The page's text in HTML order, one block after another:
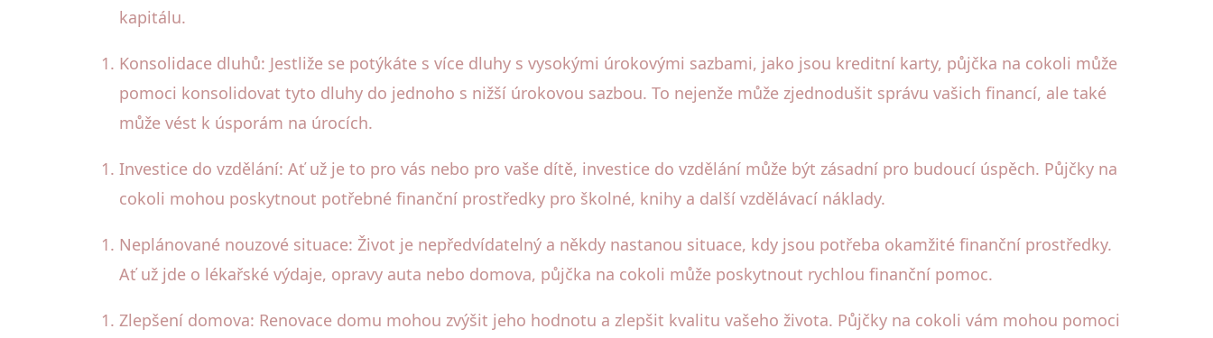
kapitálu.
Konsolidace dluhů: Jestliže se potýkáte s více dluhy s vysokými úrokovými sazbami, jako jsou kreditní karty, půjčka na cokoli může
pomoci konsolidovat tyto dluhy do jednoho s nižší úrokovou sazbou. To nejenže může zjednodušit správu vašich financí, ale také
může vést k úsporám na úrocích.
Investice do vzdělání: Ať už je to pro vás nebo pro vaše dítě, investice do vzdělání může být zásadní pro budoucí úspěch. Půjčky na
cokoli mohou poskytnout potřebné finanční prostředky pro školné, knihy a další vzdělávací náklady.
Neplánované nouzové situace: Život je nepředvídatelný a někdy nastanou situace, kdy jsou potřeba okamžité finanční prostředky.
Ať už jde o lékařské výdaje, opravy auta nebo domova, půjčka na cokoli může poskytnout rychlou finanční pomoc.
Zlepšení domova: Renovace domu mohou zvýšit jeho hodnotu a zlepšit kvalitu vašeho života. Půjčky na cokoli vám mohou pomoci